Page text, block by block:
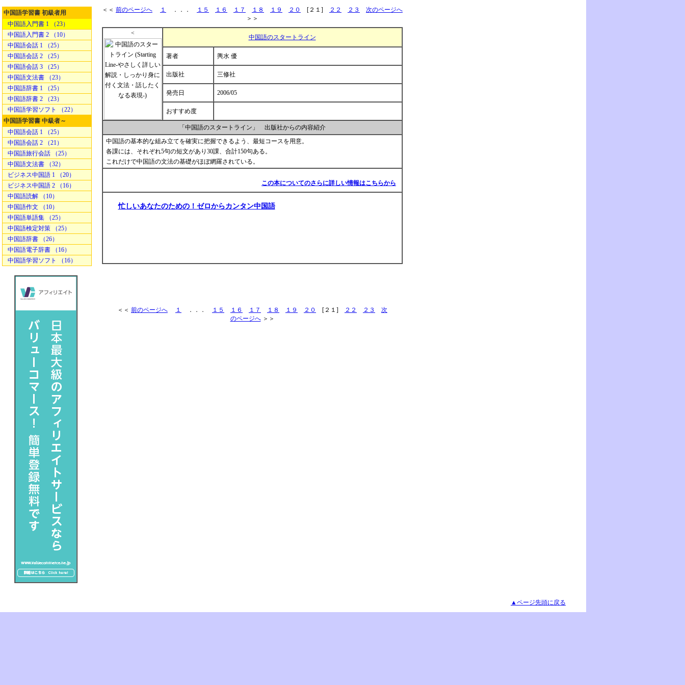
中国語学習書 初級者用
中国語入門書 1 （23）
中国語入門書 2 （10）
中国語会話 1 （25）
中国語会話 2 （25）
中国語会話 3 （25）
中国語文法書 （23）
中国語辞書 1 （25）
中国語辞書 2 （23）
中国語学習ソフト （22）
中国語学習書 中級者～
中国語会話 1 （25）
中国語会話 2 （21）
中国語旅行会話 （25）
中国語文法書 （32）
ビジネス中国語 1 （20）
ビジネス中国語 2 （16）
中国語読解 （10）
中国語作文 （10）
中国語単語集 （25）
中国語検定対策 （25）
中国語辞書 （26）
中国語電子辞書 （16）
中国語学習ソフト （16）
＜＜ 前のページへ １ ．．． １５ １６ １７ １８ １９ ２０ [２１] ２２ ２３
次のページへ
＞＞
<
中国語のスタートライン
著者 輿水 優
出版社 三修社
発売日 2006/05
おすすめ度
「中国語のスタートライン」 出版社からの内容紹介
中国語の基本的な組み立てを確実に把握できるよう、最短コースを用意。
各課には、それぞれ5句の短文があり30課、合計150句ある。
これだけで中国語の文法の基礎がほぼ網羅されている。
この本についてのさらに詳しい情報はこちらから
忙しいあなたのための！ゼロからカンタン中国語
＜＜ 前のページへ １ ．．． １５ １６ １７ １８ １９ ２０ [２１] ２２ ２３
次
のページへ＞＞
▲ページ先頭に戻る